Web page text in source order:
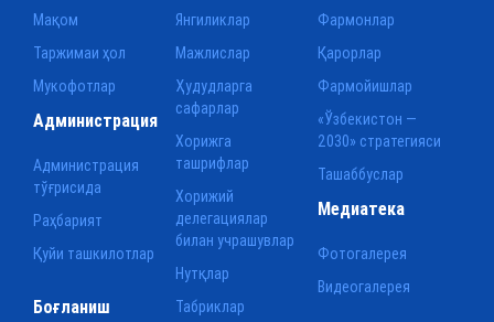
Мақом
Таржимаи ҳол
Мукофотлар
Янгиликлар
Мажлислар
Ҳудудларга
сафарлар
Хорижга
ташрифлар
Хорижий
делегациялар
билан учрашувлар
Нутқлар
Табриклар
Фармонлар
Қарорлар
Фармойишлар
«Ўзбекистон —
2030» стратегияси
Ташаббуслар
Администрация
Администрация
тўғрисида
Раҳбарият
Қуйи ташкилотлар
Медиатека
Фотогалерея
Видеогалерея
Боғланиш